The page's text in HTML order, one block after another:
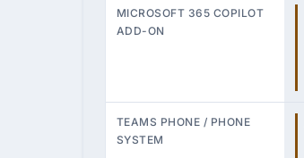
MICROSOFT 365 COPILOT
ADD-ON
TEAMS PHONE / PHONE
SYSTEM